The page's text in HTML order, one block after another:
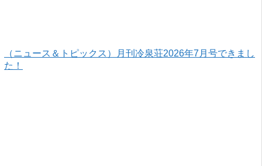
（ニュース＆トピックス）月刊冷泉荘2026年7月号できまし
た！